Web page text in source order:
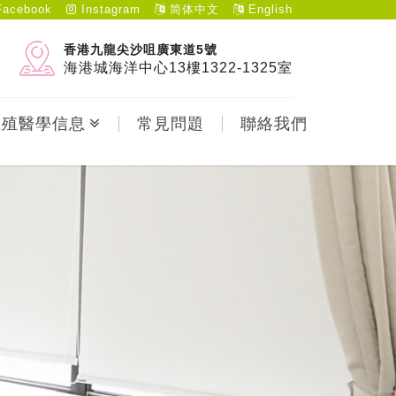
Instagram 简体中文 English
香港九龍尖沙咀廣東道5號
海港城海洋中心13樓1322-1325室
醫學信息 常見問題 聯絡我們